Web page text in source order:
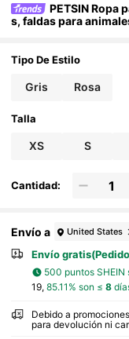
PETSIN Ropa
s, faldas para
ampadas, ropa para
Tipo De Estilo
Gris Rosa
Talla
XS S
Cantidad:
Envío a United States
Envío
500 puntos SHEIN
19, 85.11% son ≤ 8
Debido a
para devolución ni